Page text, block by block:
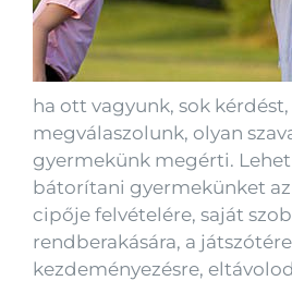
ha ott vagyunk, sok
megválaszolunk, olyan
gyermekünk megérti.
bátorítani gyermekünket
cipője felvételére, saját
rendberakására, a
kezdeményezésre,